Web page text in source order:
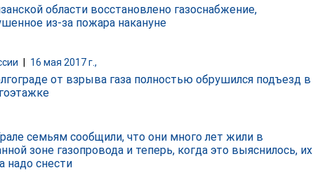
области восстановлено газоснабжение,
из-за пожара накануне
16 мая 2017 г.,
от взрыва газа полностью обрушился подъезд в
семьям сообщили, что они много лет жили в
зоне газопровода и теперь, когда это выяснилось, их
надо снести